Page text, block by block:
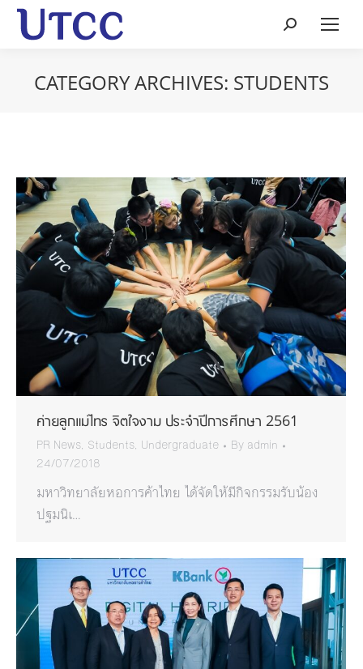
Search:
CATEGORY ARCHIVES: STUDENTS
ค่ายลูกแม่ไทร จิตใจงาม ประจำปีการศึกษา 2561
PR News, Students, Undergraduate By admin
24/07/2018
มหาวิทยาลัยหอการค้าไทย ได้จัดให้มีกิจกรรมรับน้อง
ปฐมนิเ…